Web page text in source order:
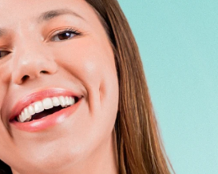
Профиль пользователя
Мои приборы
Мои заказы
Мои адреса
Мои подписки
Tech Elixir
Set
Español
Português
Русский
中文 繁體中文